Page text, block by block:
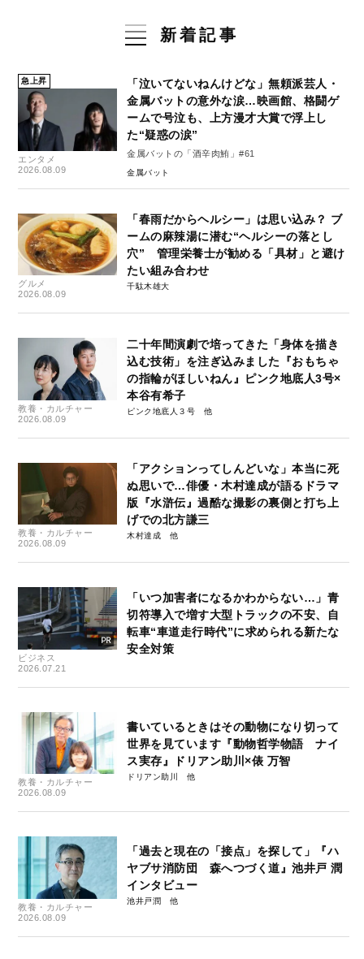
新着記事
急上昇
エンタメ
2026.08.09
「泣いてないねんけどな」無頼派芸人・
金属バットの意外な涙…映画館、格闘ゲ
ームで号泣も、上方漫才大賞で浮上し
た“疑惑の涙”
金属バットの「酒辛肉鮪」#61
金属バット
グルメ
2026.08.09
「春雨だからヘルシー」は思い込み？ ブ
ームの麻辣湯に潜む“ヘルシーの落とし
穴” 管理栄養士が勧める「具材」と避け
たい組み合わせ
千駄木雄大
教養・カルチャー
2026.08.09
二十年間演劇で培ってきた「身体を描き
込む技術」を注ぎ込みました『おもちゃ
の指輪がほしいねん』ピンク地底人3号×
本谷有希子
ピンク地底人３号
教養・カルチャー
2026.08.09
「アクションってしんどいな」本当に死
ぬ思いで…俳優・木村達成が語るドラマ
版『水滸伝』過酷な撮影の裏側と打ち上
げでの北方謙三
木村達成
ビジネス
2026.07.21
「いつ加害者になるかわからない…」青
切符導入で増す大型トラックの不安、自
転車“車道走行時代”に求められる新たな
安全対策
教養・カルチャー
2026.08.09
書いているときはその動物になり切って
世界を見ています『動物哲学物語 ナイ
ス実存』ドリアン助川×俵 万智
ドリアン助川
教養・カルチャー
2026.08.09
「過去と現在の「接点」を探して」『ハ
ヤブサ消防団 森へつづく道』池井戸 潤
インタビュー
池井戸潤